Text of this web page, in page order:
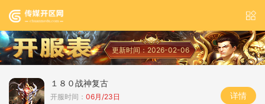
更新时间：2026-02-06
１８０战神复古
开服时间： 06月/23日
详情